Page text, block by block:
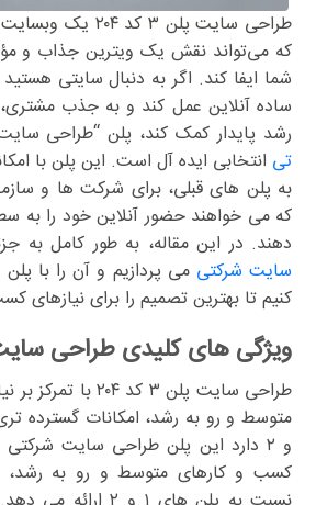
طراحی سایت پلن ۳
که می‌تواند نقش یک ویترین جذاب و
شما ایفا کند. اگر به دنبال سایتی
ساده آنلاین عمل کند و به جذب مشتری،
رشد پایدار کمک کند، پلن “طراحی سایت
تی انتخابی ایده آل است. این پلن با
به پلن های قبلی، برای شرکت ها و
که می خواهند حضور آنلاین خود را به
دهند. در این مقاله، به طور کامل به
سایت شرکتی می پردازیم و آن را با
کنیم تا بهترین تصمیم را برای نیازهای
ویژگی های کلیدی طراحی سایت پلن
طراحی سایت پلن ۳ کد
کسب و کارهای متوسط و رو به رشد،